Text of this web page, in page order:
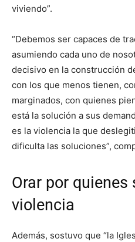
viviendo”.
“Debemos ser capaces de
asumiendo cada uno de
decisivo en la construcción
con los que menos tienen,
marginados, con quienes
está la solución a sus
es la violencia la que
dificulta las soluciones”,
Orar por quienes
violencia
Además, sostuvo que “la